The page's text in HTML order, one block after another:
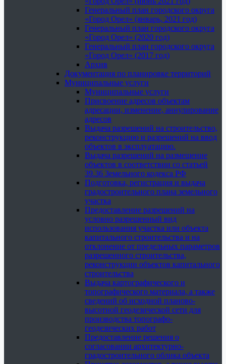
Генеральный план городского округа
«Город Орел» (январь, 2021 год)
Генеральный план городского округа
«Город Орел» (2020 год)
Генеральный план городского округа
«Город Орел» (2017 год)
Архив
Документация по планировке территорий
Муниципальные услуги
Муниципальные услуги
Присвоение адресов объектам
адресации, изменение, аннулирование
адресов
Выдача разрешений на строительство,
реконструкцию и разрешений на ввод
объектов в эксплуатацию.
Выдача разрешений на размещение
объектов в соответствии со статьей
39.36 Земельного кодекса РФ
Подготовка, регистрация и выдача
градостроительного плана земельного
участка
Предоставление разрешений на
условно разрешенный вид
использования участка или объекта
капитального строительства и на
отклонение от предельных параметров
разрешенного строительства,
реконструкции объектов капитального
строительства
Выдача картографического и
топографического материала, а также
сведений об исходной планово-
высотной геодезической сети для
производства топографо-
геодезических работ
Предоставление решения о
согласовании архитектурно-
градостроительного облика объекта